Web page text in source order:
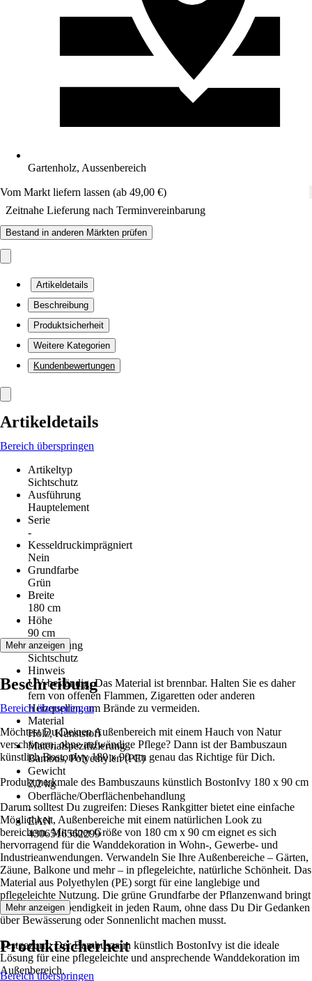
Gartenholz, Aussenbereich
Vom Markt liefern lassen (ab 49,00 €)
Zeitnahe Lieferung nach Terminvereinbarung
Bestand in anderen Märkten prüfen
Artikeldetails
Beschreibung
Produktsicherheit
Weitere Kategorien
Kundenbewertungen
Artikeldetails
Bereich überspringen
Artikeltyp
Sichtschutz
Ausführung
Hauptelement
Serie
-
Kesseldruckimprägniert
Nein
Grundfarbe
Grün
Breite
180 cm
Höhe
90 cm
Anwendung
Sichtschutz
Hinweis
UV-beständig, Das Material ist brennbar. Halten Sie es daher
fern von offenen Flammen, Zigaretten oder anderen
Heizquellen, um Brände zu vermeiden.
Material
Holz, Kunststoff
Materialspezifizierung
Bambus, Polyethylen (PE)
Gewicht
2,2 kg
Oberfläche/Oberflächenbehandlung
-
EAN
4306516562299
Mehr anzeigen
Beschreibung
Bereich überspringen
Möchtest Du Deinen Außenbereich mit einem Hauch von Natur
verschönern, ohne aufwändige Pflege? Dann ist der Bambuszaun
künstlich BostonIvy 180 x 90 cm genau das Richtige für Dich.
Produktmerkmale des Bambuszauns künstlich BostonIvy 180 x 90 cm
Darum solltest Du zugreifen: Dieses Rankgitter bietet eine einfache
Möglichkeit, Außenbereiche mit einem natürlichen Look zu
bereichern. Mit einer Größe von 180 cm x 90 cm eignet es sich
hervorragend für die Wanddekoration in Wohn-, Gewerbe- und
Industrieanwendungen. Verwandeln Sie Ihre Außenbereiche – Gärten,
Zäune, Balkone und mehr – in pflegeleichte, natürliche Schönheit. Das
Material aus Polyethylen (PE) sorgt für eine langlebige und
pflegeleichte Nutzung. Die grüne Grundfarbe der Pflanzenwand bringt
Frische und Lebendigkeit in jeden Raum, ohne dass Du Dir Gedanken
über Bewässerung oder Sonnenlicht machen musst.
Festgezurrt: Der Bambuszaun künstlich BostonIvy ist die ideale
Lösung für eine pflegeleichte und ansprechende Wanddekoration im
Außenbereich.
Mehr anzeigen
Produktsicherheit
Bereich überspringen